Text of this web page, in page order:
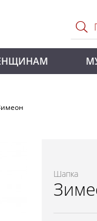
Шапка